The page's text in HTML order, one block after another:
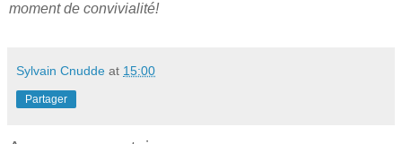
moment de convivialité!
Sylvain Cnudde at 15:00
Partager